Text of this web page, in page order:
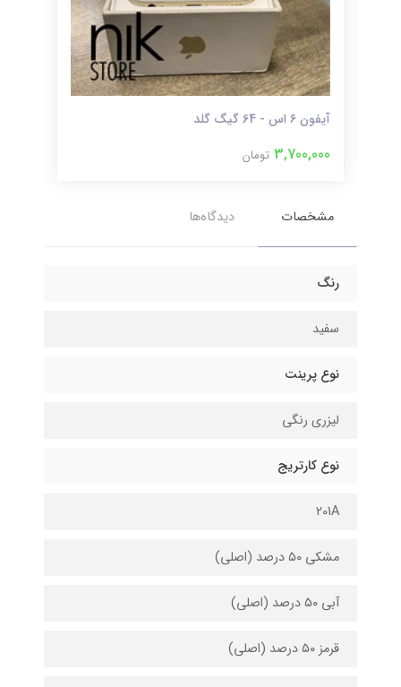
آیفون ۶ اس - 64 گیگ گلد
3,700,000 تومان
مشخصات دیدگاه‌ها
رنگ
سفید
نوع پرینت
لیزری رنگی
نوع کارتریج
201A
مشکی ۵۰ درصد (اصلی)
آبی ۵۰ درصد (اصلی)
قرمز ۵۰ درصد (اصلی)